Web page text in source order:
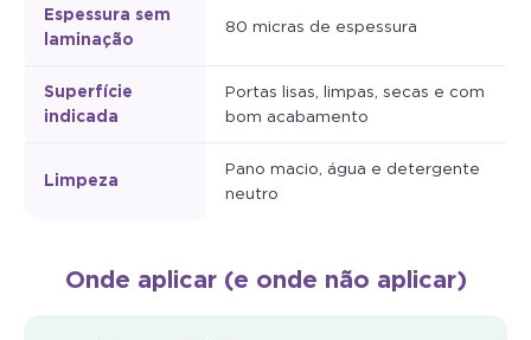
Espessura sem
laminação
80 micras de espessura
Superfície
indicada
Portas lisas, limpas, secas e com
bom acabamento
Limpeza
Pano macio, água e detergente
neutro
Onde aplicar (e onde não aplicar)